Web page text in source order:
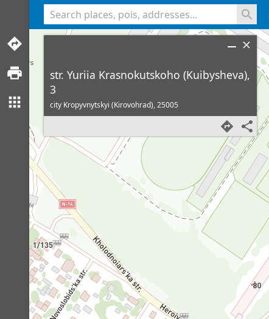
str. Yuriia Krasnokutskoho (Kuibysheva),
3
city Kropyvnytskyi (Kirovohrad),25005
<% console.log(hcard) %>